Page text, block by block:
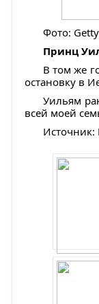
Фото:
Принц
В том же
остановку в
Уильям
всей моей
Источник: